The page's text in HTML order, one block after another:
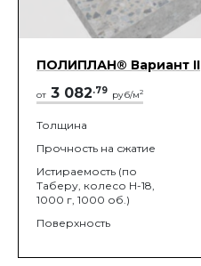
ПОЛИПЛАН® Вариант II
от 3 082.79 руб/м2
Толщина
Прочность на сжатие
Истираемость (по
Таберу, колесо Н-18,
1000 г, 1000 об.)
Поверхность